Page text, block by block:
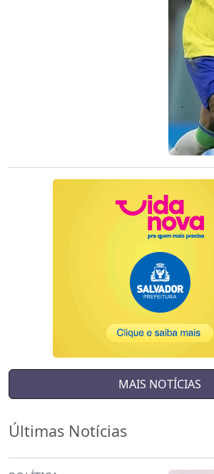
MAIS NOTÍCIAS
Últimas Notícias